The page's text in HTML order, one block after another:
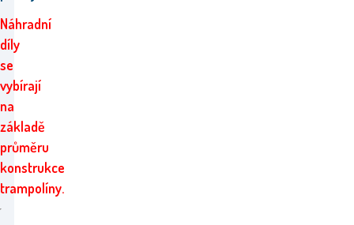
Náhradní
díly
se
vybírají
na
základě
průměru
konstrukce
trampolíny.